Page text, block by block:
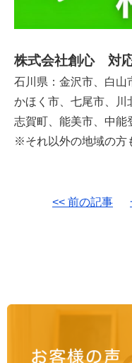
株式会社創心 対
石川県：金沢市、白山
かほく市、七尾市、川
志賀町、能美市、中能
※それ以外の地域の方
<< 前の記事